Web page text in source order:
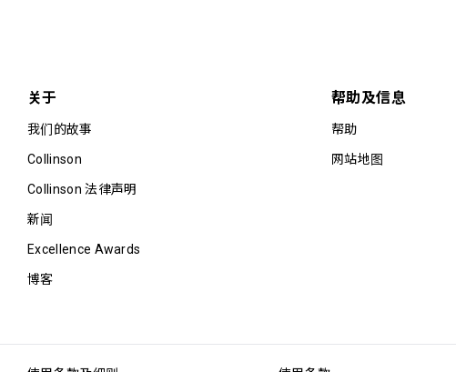
关于
我们的故事
Collinson
Collinson 法律声明
新闻
Excellence Awards
博客
帮助及信息
帮助
网站地图